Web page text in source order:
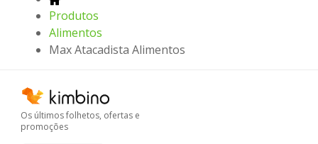
Produtos
Alimentos
Max Atacadista Alimentos
Os últimos folhetos, ofertas e
promoções